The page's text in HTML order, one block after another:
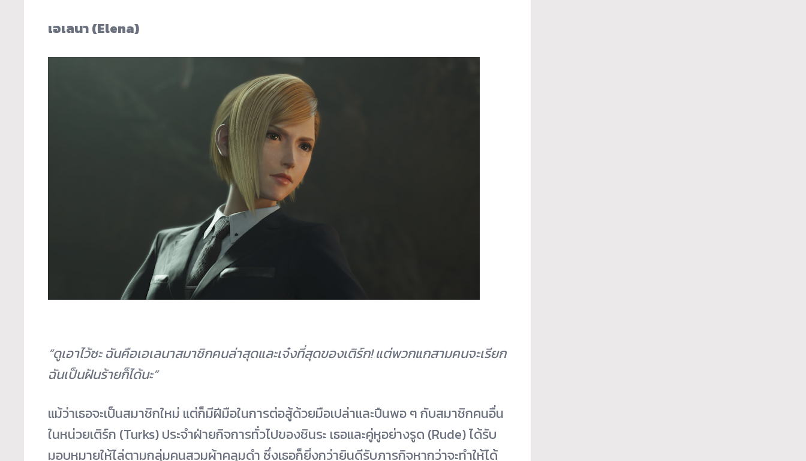
เอเลนา (Elena)
“ดูเอาไว้ซะ ฉันคือเอเลนาสมาชิกคนล่าสุดและเจ๋งที่สุดของเติร์ก! แต่พวกแกสามคนจะเรียก
ฉันเป็นฝันร้ายก็ได้นะ”
แม้ว่าเธอจะเป็นสมาชิกใหม่ แต่ก็มีฝีมือในการต่อสู้ด้วยมือเปล่าและปืนพอ ๆ กับสมาชิกคนอื่น
ในหน่วยเติร์ก (Turks) ประจำฝ่ายกิจการทั่วไปของชินระ เธอและคู่หูอย่างรูด (Rude) ได้รับ
มอบหมายให้ไล่ตามกลุ่มคนสวมผ้าคลุมดำ ซึ่งเธอก็ยิ่งกว่ายินดีรับภารกิจหากว่าจะทำให้ได้